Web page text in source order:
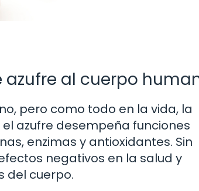
al cuerpo
pero como todo en la vida, la
azufre desempeña funciones
enzimas y antioxidantes. Sin
negativos en la salud y
del cuerpo.